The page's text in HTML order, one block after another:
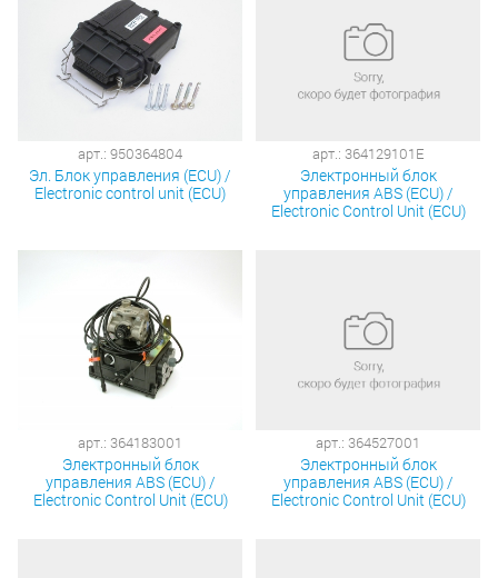
арт.: 950364804
Эл. Блок управления (ECU) /
Electronic control unit (ECU)
арт.: 364129101E
Электронный блок
управления ABS (ECU) /
Electronic Control Unit (ECU)
арт.: 364183001
Электронный блок
управления ABS (ECU) /
Electronic Control Unit (ECU)
арт.: 364527001
Электронный блок
управления ABS (ECU) /
Electronic Control Unit (ECU)